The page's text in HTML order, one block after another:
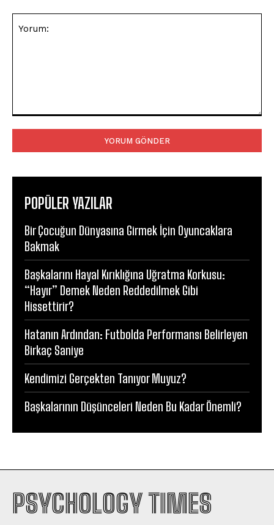
POPÜLER YAZILAR
Bir Çocuğun Dünyasına Girmek İçin Oyuncaklara
Bakmak
Başkalarını Hayal Kırıklığına Uğratma Korkusu:
“Hayır” Demek Neden Reddedilmek Gibi
Hissettirir?
Hatanın Ardından: Futbolda Performansı Belirleyen
Birkaç Saniye
Kendimizi Gerçekten Tanıyor Muyuz?
Başkalarının Düşünceleri Neden Bu Kadar Önemli?
PSYCHOLOGY TIMES